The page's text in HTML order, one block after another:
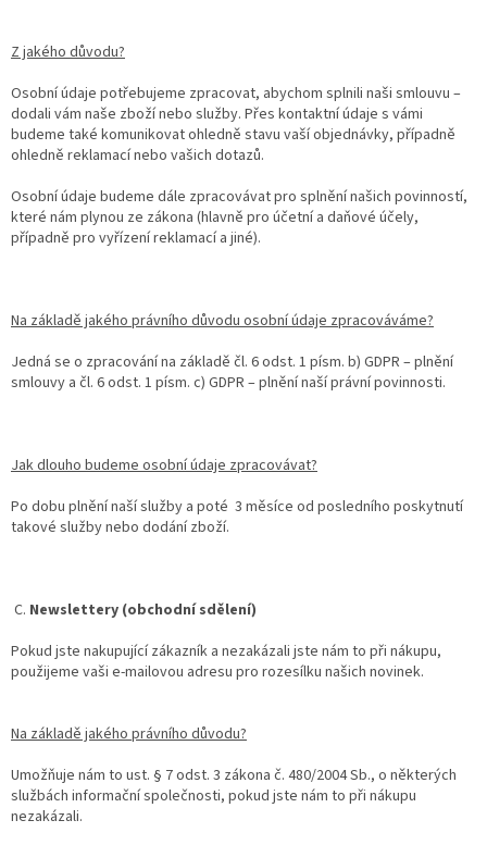
Z jakého důvodu?
Osobní údaje potřebujeme zpracovat, abychom splnili naši smlouvu –
dodali vám naše zboží nebo služby. Přes kontaktní údaje s vámi
budeme také komunikovat ohledně stavu vaší objednávky, případně
ohledně reklamací nebo vašich dotazů.
Osobní údaje budeme dále zpracovávat pro splnění našich povinností,
které nám plynou ze zákona (hlavně pro účetní a daňové účely,
případně pro vyřízení reklamací a jiné).
Na základě jakého právního důvodu osobní údaje zpracováváme?
Jedná se o zpracování na základě čl. 6 odst. 1 písm. b) GDPR – plnění
smlouvy a čl. 6 odst. 1 písm. c) GDPR – plnění naší právní povinnosti.
Jak dlouho budeme osobní údaje zpracovávat?
Po dobu plnění naší služby a poté 3 měsíce od posledního poskytnutí
takové služby nebo dodání zboží.
C. Newslettery (obchodní sdělení)
Pokud jste nakupující zákazník a nezakázali jste nám to při nákupu,
použijeme vaši e-mailovou adresu pro rozesílku našich novinek.
Na základě jakého právního důvodu?
Umožňuje nám to ust. § 7 odst. 3 zákona č. 480/2004 Sb., o některých
službách informační společnosti, pokud jste nám to při nákupu
nezakázali.